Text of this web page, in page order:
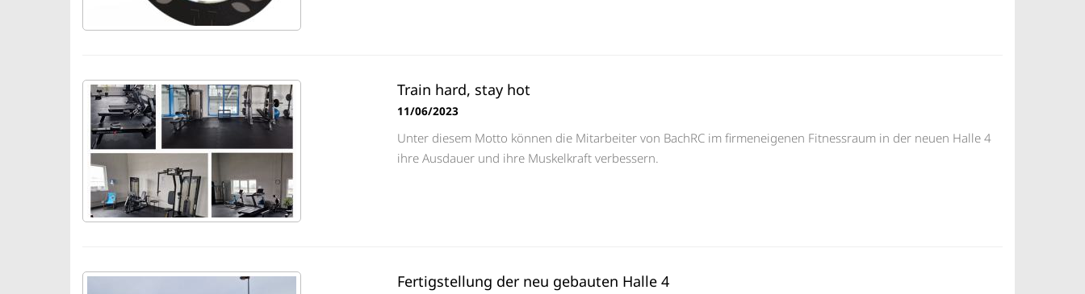
Train hard, stay hot
11/06/2023
Unter diesem Motto können die Mitarbeiter von BachRC im firmeneigenen Fitnessraum in der neuen Halle 4
ihre Ausdauer und ihre Muskelkraft verbessern.
Fertigstellung der neu gebauten Halle 4